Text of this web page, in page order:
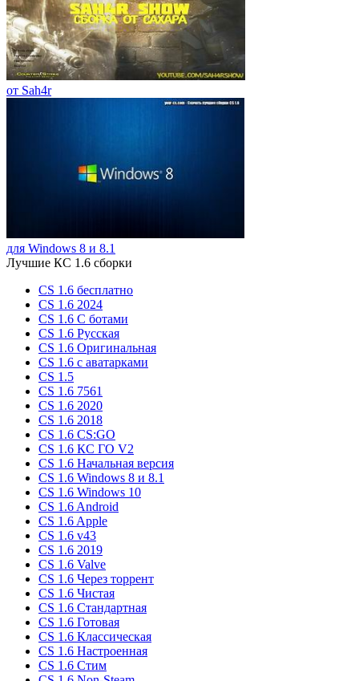
от Sah4r
для Windows 8 и 8.1
Лучшие КС 1.6 сборки
CS 1.6 бесплатно
CS 1.6 2024
CS 1.6 С ботами
CS 1.6 Русская
CS 1.6 Оригинальная
CS 1.6 c аватарками
CS 1.5
CS 1.6 7561
CS 1.6 2020
CS 1.6 2018
CS 1.6 CS:GO
CS 1.6 КС ГО V2
CS 1.6 Начальная версия
CS 1.6 Windows 8 и 8.1
CS 1.6 Windows 10
CS 1.6 Android
CS 1.6 Apple
CS 1.6 v43
CS 1.6 2019
CS 1.6 Valve
CS 1.6 Через торрент
CS 1.6 Чистая
CS 1.6 Стандартная
CS 1.6 Готовая
CS 1.6 Классическая
CS 1.6 Настроенная
CS 1.6 Стим